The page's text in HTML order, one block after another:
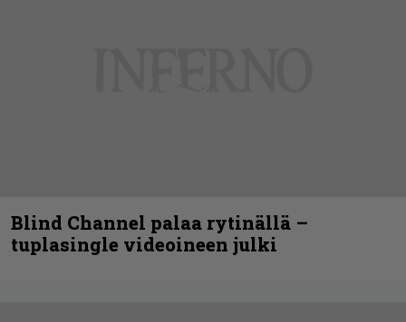
Blind Channel palaa rytinällä –
tuplasingle videoineen julki